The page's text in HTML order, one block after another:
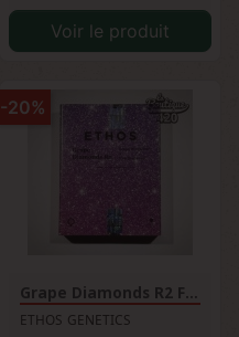
Voir le produit
Grape Diamonds R2 Féminisée
ETHOS GENETICS
-20%